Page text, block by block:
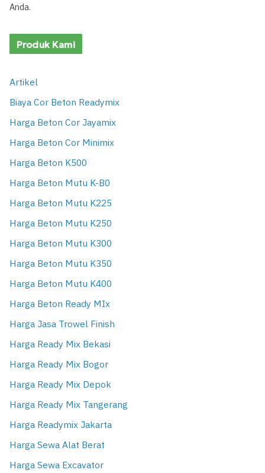
Anda.
Produk Kami
Artikel
Biaya Cor Beton Readymix
Harga Beton Cor Jayamix
Harga Beton Cor Minimix
Harga Beton K500
Harga Beton Mutu K-B0
Harga Beton Mutu K225
Harga Beton Mutu K250
Harga Beton Mutu K300
Harga Beton Mutu K350
Harga Beton Mutu K400
Harga Beton Ready MIx
Harga Jasa Trowel Finish
Harga Ready Mix Bekasi
Harga Ready Mix Bogor
Harga Ready Mix Depok
Harga Ready Mix Tangerang
Harga Readymix Jakarta
Harga Sewa Alat Berat
Harga Sewa Excavator